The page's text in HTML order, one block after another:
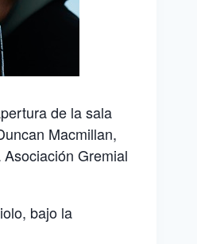
de la sala
Macmillan,
Gremial
bajo la